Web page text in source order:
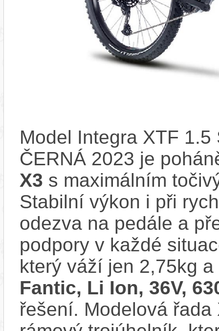
Model Integra XTF
ČERNÁ 2023 je
X3 s maximálním
Stabilní výkon i při
odezva na pedále a
podpory v každé
který váží jen 2,75kg
Fantic, Li Ion, 36V,
řešení. Modelová